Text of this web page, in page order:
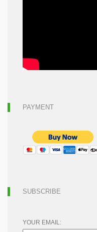
PAYMENT
SUBSCRIBE
YOUR EMAIL: